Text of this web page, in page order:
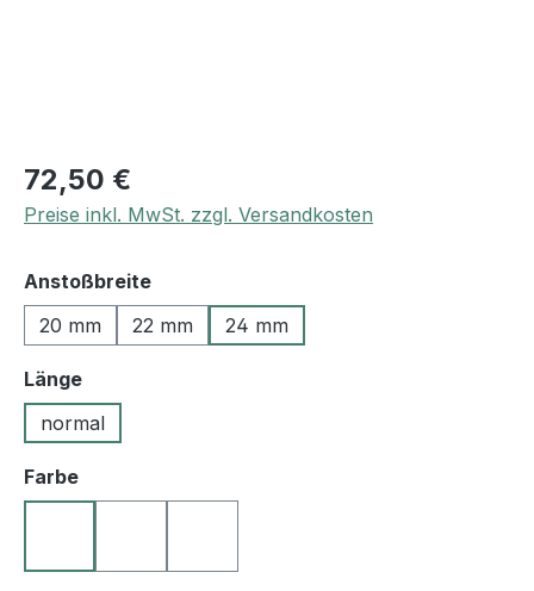
72,50 €
Preise inkl. MwSt. zzgl. Versandkosten
Anstoßbreiteauswählen
20 mm
22 mm 24 mm
Längeauswählen
normal
Farbeauswählen